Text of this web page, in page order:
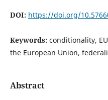
DOI: https://doi.org/
Keywords: conditionality,
the European Union,
Abstract